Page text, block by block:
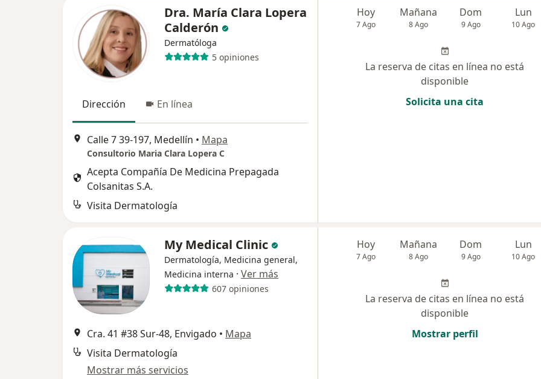
Dra. María Clara Lopera
Calderón
Dermatóloga
5 opiniones
Dirección En línea
Calle 7 39-197, Medellín • Mapa
Consultorio Maria Clara Lopera C
Acepta Compañía De Medicina Prepagada
Colsanitas S.A.
Visita Dermatología
Hoy
7 Ago
Mañana
8 Ago
Dom
9 Ago
Lun
10 Ago
La reserva de citas en línea no está
disponible
Solicita una cita
My Medical Clinic
Dermatología, Medicina general,
Medicina interna · Ver más
607 opiniones
Cra. 41 #38 Sur-48, Envigado • Mapa
Visita Dermatología
Mostrar más servicios
Hoy
7 Ago
Mañana
8 Ago
Dom
9 Ago
Lun
10 Ago
La reserva de citas en línea no está
disponible
Mostrar perfil